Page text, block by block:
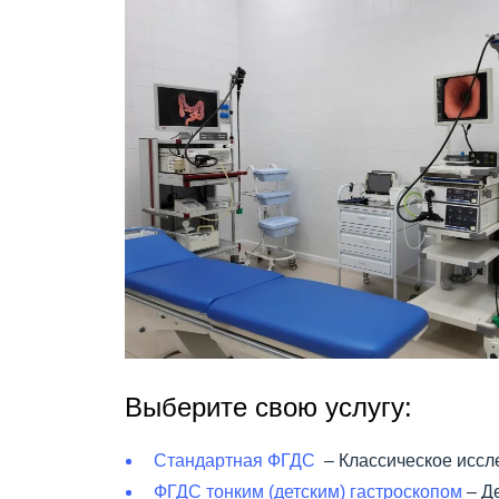
Выберите свою услугу:
Стандартная ФГДС – Классическое
ФГДС тонким (детским) гастроскопом –